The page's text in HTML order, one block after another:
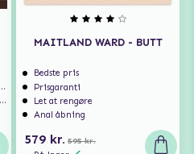
MAITLAND WARD - BUTT
Bedste pris
Prisgaranti
Let at rengøre
Anal åbning
579 kr. 595 kr.